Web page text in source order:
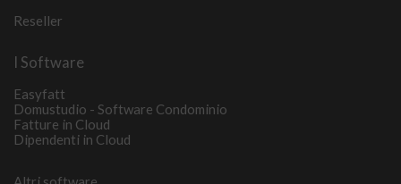
Reseller
I Software
Easyfatt
Domustudio - Software Condominio
Fatture in Cloud
Dipendenti in Cloud